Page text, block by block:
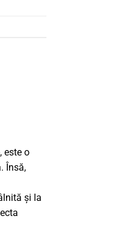
este o
Însă,
și la